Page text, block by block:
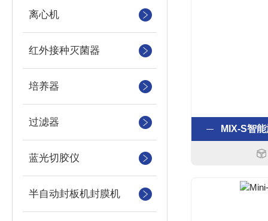
离心机
红外接种灭菌器
培养器
过滤器
蓝光切胶仪
半自动封板机封膜机
MIX-S智